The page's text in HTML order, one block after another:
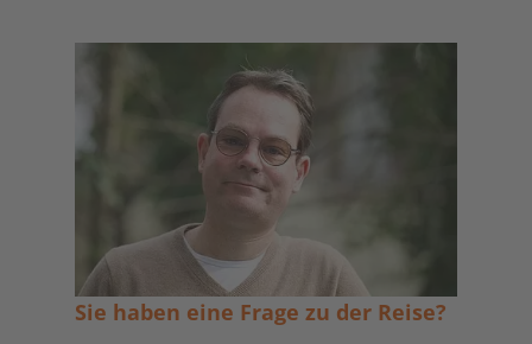
Sie haben eine Frage zu der Reise?